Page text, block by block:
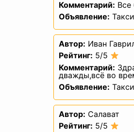
Комментарий: Все
Объявление:
Автор: Иван
Рейтинг: 5/5
Комментарий:
дважды,всё во
Объявление:
Автор: Салават
Рейтинг: 5/5
в судебном порядке
— на
—
— сообщать
4.3. Лица, передавшие
персональных
5.1. Обработка
5.2. Обработка
определенных и